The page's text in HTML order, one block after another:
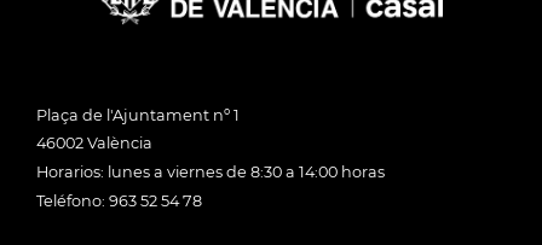
Plaça de l'Ajuntament nº 1
46002 València
Horarios: lunes a viernes de 8:30 a 14:00 horas
Teléfono: 963 52 54 78